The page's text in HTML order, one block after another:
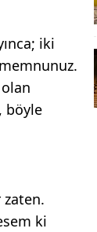
iki
böyle
zaten.
ki